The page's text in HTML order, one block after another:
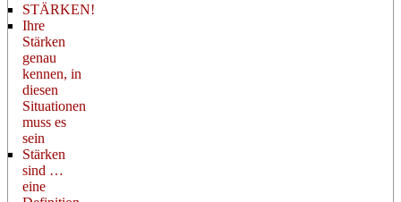
STÄRKEN!
Ihre
Stärken
genau
kennen, in
diesen
Situationen
muss es
sein
Stärken
sind …
eine